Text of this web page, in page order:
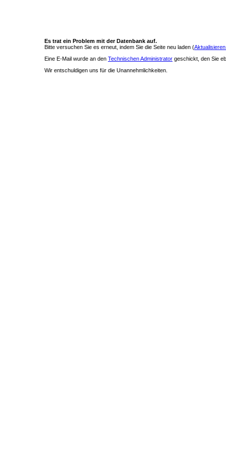
Es trat ein Problem mit der Datenbank auf.
Bitte versuchen Sie es erneut, indem Sie die Seite neu laden (
Eine E-Mail wurde an den Technischen Administrator geschickt, den Sie
Wir entschuldigen uns für die Unannehmlichkeiten.